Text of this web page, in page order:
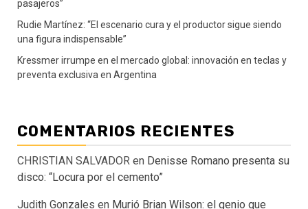
pasajeros”
Rudie Martínez: “El escenario cura y el productor sigue siendo
una figura indispensable”
Kressmer irrumpe en el mercado global: innovación en teclas y
preventa exclusiva en Argentina
COMENTARIOS RECIENTES
CHRISTIAN SALVADOR en Denisse Romano presenta su
disco: “Locura por el cemento”
Judith Gonzales en Murió Brian Wilson: el genio que